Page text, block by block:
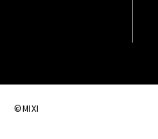
©MIXI